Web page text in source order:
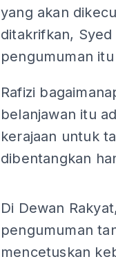
yang akan
ditakrifkan,
pengumuman
Rafizi
belanjawan itu
kerajaan untuk
dibentangkan
Di Dewan
pengumuman
mencetuskan